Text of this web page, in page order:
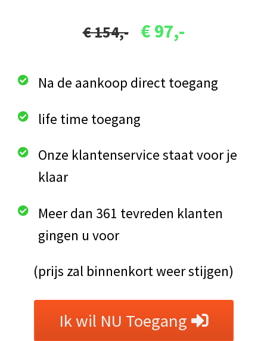
€ 154,- € 97,-
Na de aankoop direct toegang
life time toegang
Onze klantenservice staat voor je
klaar
Meer dan 361 tevreden klanten
gingen u voor
(prijs zal binnenkort weer stijgen)
Ik wil NU Toegang